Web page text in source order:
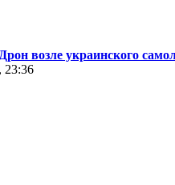
возле украинского
23:36